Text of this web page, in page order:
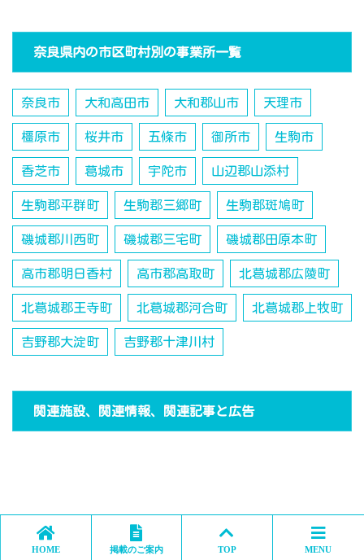
奈良県内の市区町村別の事業所一覧
奈良市 大和高田市 大和郡山市 天理市
橿原市 桜井市 五條市 御所市 生駒市
香芝市 葛城市 宇陀市 山辺郡山添村
生駒郡平群町 生駒郡三郷町 生駒郡斑鳩町
磯城郡川西町 磯城郡三宅町 磯城郡田原本町
高市郡明日香村 高市郡高取町 北葛城郡広陵町
北葛城郡王寺町 北葛城郡河合町 北葛城郡上牧町
吉野郡大淀町 吉野郡十津川村
関連施設、関連情報、関連記事と広告
HOME 掲載のご案内 TOP MENU